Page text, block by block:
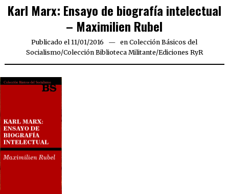
Karl Marx: Ensayo de biografía intelectual
– Maximilien Rubel
Publicado el 11/01/2016 16/11/2019
en Colección Básicos del
Socialismo/Colección Biblioteca Militante/Ediciones RyR